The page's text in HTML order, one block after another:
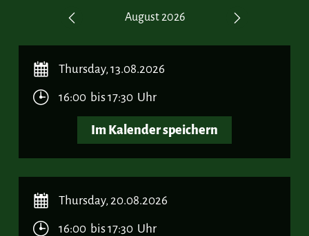
August 2026
Thursday, 13.08.2026
16:00 bis 17:30 Uhr
Im Kalender speichern
Thursday, 20.08.2026
16:00 bis 17:30 Uhr